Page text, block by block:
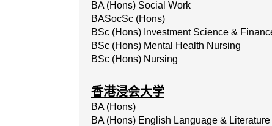
BA (Hons) Social Work
BASocSc (Hons)
BSc (Hons) Investment Science &
BSc (Hons) Mental Health Nursing
BSc (Hons) Nursing
香港浸会大学
BA (Hons)
BA (Hons) English Language &